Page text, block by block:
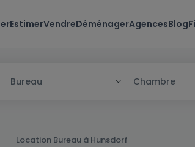
EstimerVendreDéménagerAgencesBlog
Bureau Chambre
Location Bureau à Hunsdorf